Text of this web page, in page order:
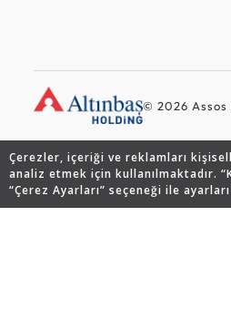
Çerezler, içeriği ve reklamları
analiz etmek için kullanılmaktadır.
“Çerez Ayarları” seçeneği ile
© 2026 Assos